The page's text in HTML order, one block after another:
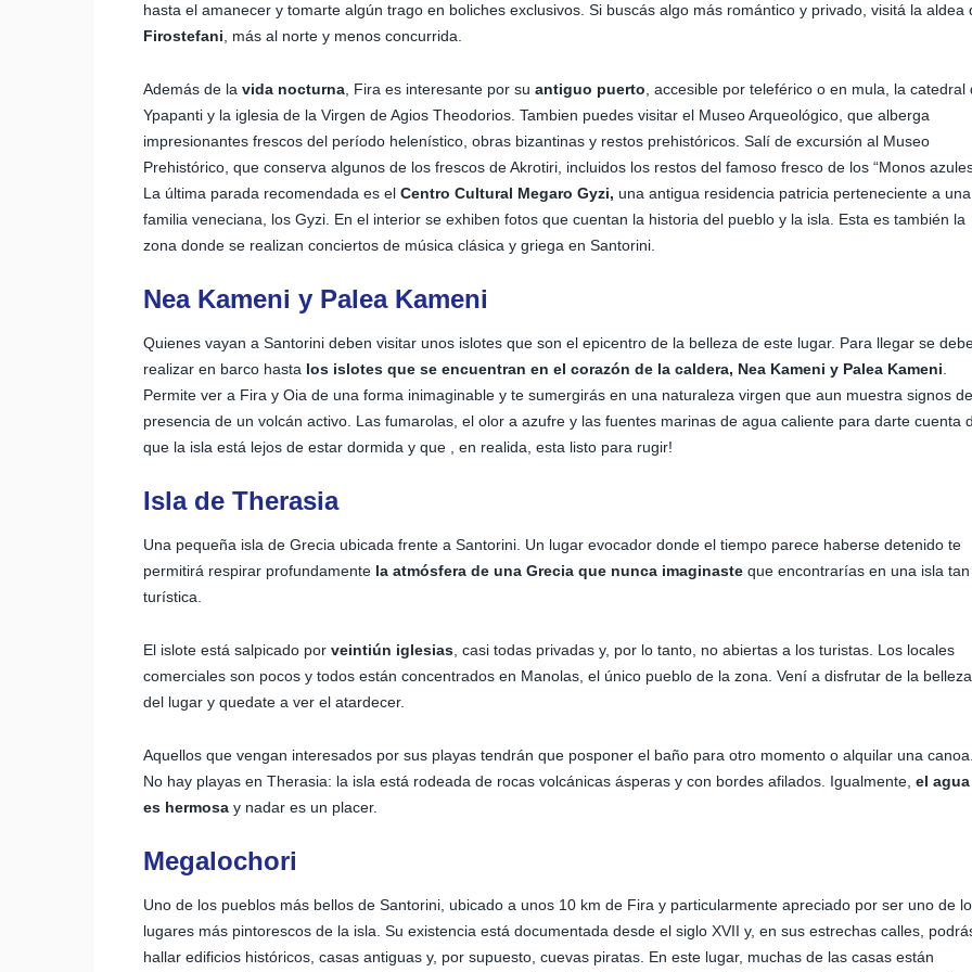
hasta el amanecer y tomarte algún trago en boliches exclusivos. Si buscás algo más romántico y privado, visitá la aldea
Firostefani , más al norte y menos concurrida.
Además de la vida nocturna , Fira es interesante por su antiguo puerto , accesible por teleférico o en mula, la catedral
Ypapanti y la iglesia de la Virgen de Agios Theodorios. Tambien puedes visitar el Museo Arqueológico, que alberga
impresionantes frescos del período helenístico, obras bizantinas y restos prehistóricos. Salí de excursión al Museo
Prehistórico, que conserva algunos de los frescos de Akrotiri, incluidos los restos del famoso fresco de los “Monos
La última parada recomendada es el Centro Cultural Megaro Gyzi, una antigua residencia patricia perteneciente a una
familia veneciana, los Gyzi. En el interior se exhiben fotos que cuentan la historia del pueblo y la isla. Esta es también la
zona donde se realizan conciertos de música clásica y griega en Santorini.
Nea Kameni y Palea Kameni
Quienes vayan a Santorini deben visitar unos islotes que son el epicentro de la belleza de este lugar. Para llegar se
realizar en barco hasta los islotes que se encuentran en el corazón de la caldera, Nea Kameni y Palea Kameni
Permite ver a Fira y Oia de una forma inimaginable y te sumergirás en una naturaleza virgen que aun muestra signos
presencia de un volcán activo. Las fumarolas, el olor a azufre y las fuentes marinas de agua caliente para darte cuenta
que la isla está lejos de estar dormida y que , en realida, esta listo para rugir!
Isla de Therasia
Una pequeña isla de Grecia ubicada frente a Santorini. Un lugar evocador donde el tiempo parece haberse detenido te
permitirá respirar profundamente la atmósfera de una Grecia que nunca imaginaste que encontrarías en una isla tan
turística.
El islote está salpicado por veintiún iglesias , casi todas privadas y, por lo tanto, no abiertas a los turistas. Los locales
comerciales son pocos y todos están concentrados en Manolas, el único pueblo de la zona. Vení a disfrutar de la belleza
del lugar y quedate a ver el atardecer.
Aquellos que vengan interesados por sus playas tendrán que posponer el baño para otro momento o alquilar una canoa.
No hay playas en Therasia: la isla está rodeada de rocas volcánicas ásperas y con bordes afilados. Igualmente, el agua
es hermosa y nadar es un placer.
Megalochori
Uno de los pueblos más bellos de Santorini, ubicado a unos 10 km de Fira y particularmente apreciado por ser uno de
lugares más pintorescos de la isla. Su existencia está documentada desde el siglo XVII y, en sus estrechas calles,
hallar edificios históricos, casas antiguas y, por supuesto, cuevas piratas. En este lugar, muchas de las casas están